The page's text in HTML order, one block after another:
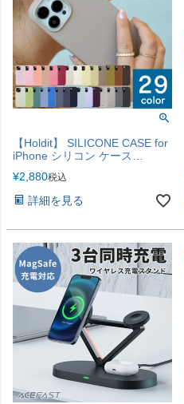
【Holdit】 SILICONE CASE for
iPhone シリコン ケース
iPhone17Pro iPhoneAir
iPhone17ProMax
【iPhone17e・17シリーズ追
¥2,880税込
詳細を見る